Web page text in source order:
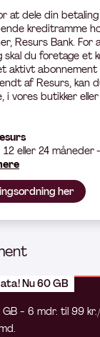
at dele din
kreditramme
Resurs Bank. For
skal du foretage et
aktivt abonnement
af Resurs, kan
i vores butikker
12 eller 24
her
Nu 60 GB
kr./md